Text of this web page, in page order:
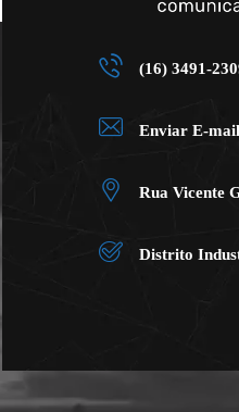
(16) 3491-
Enviar E-mail
Rua Vicente
Distrito